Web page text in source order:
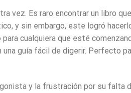
vez. Es raro encontrar un libro que
y sin embargo, este logró
cualquiera que esté
guía fácil de digerir. Perfecto
y la frustración por su falta